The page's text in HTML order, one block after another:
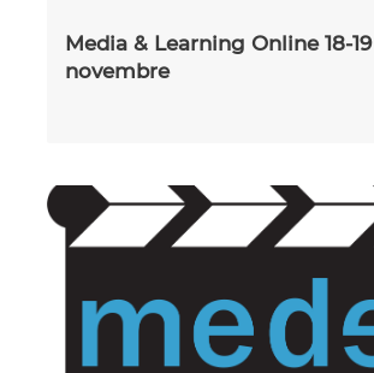
Media & Learning Online 18-19
novembre